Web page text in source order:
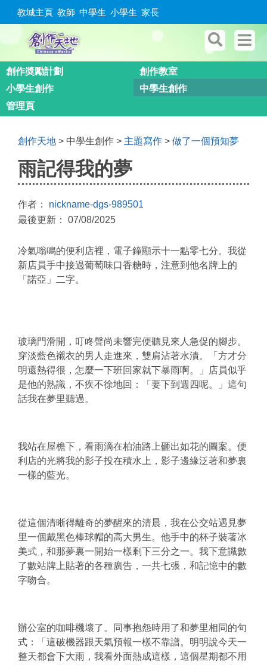
教城主頁 教師 中學生 小學生 家長
創作奬勵計劃
創作教室
小學生創作
中學生創作
管理頁
創作天地 > 中學生創作 > 主題寫作 > 做了一個預知夢
雨記得我的夢
作者： nickname-dgs-989501
最後更新： 07/08/2025
冷氣嗡鳴的便利店裡，電子鐘顯示十一點零七分。我從
新店員手中接過葡萄味口香糖時，注意到他名牌上的
「諾亞」二字。
玻璃門滑開，叮咚聲尚未響完便聽見來人急促的腳步。
穿淡藍色襯衣的男人走進來，雙肩沾著水漬。「方才分
明還熱得很，怎麼一下班回家就下暴雨啊。」店員似乎
是他的熟識，不疾不徐地回：「要下到週四呢。」這句
話我在夢里聽過。
我站在屋檐下，看雨滴在柏油路上砸出如花的圖案。便
利店的光將我的影子投在積水上，影子邊緣泛著和夢裏
一樣的藍光。
從這個清晰得離奇的夢醒來的清晨，我在公交站遇見夢
里一個戴黑色棒球帽的高大男生。他手中的杯子裝著冰
美式，和那夢裏一開始一樣剩下三分之一。我下意識數
了數站牌上貼著的各種廣告，一共七張，和記憶中的數
字吻合。
辦公室的咖啡機壞了。同事抱怨時用了和夢里相同的句
式：「這破機器跟天氣預報一樣不靠譜。明明說今天一
整天都會下大雨，我看外面熱成這樣，這個星期都不用